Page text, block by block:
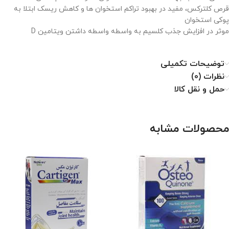
قرص کلترکس، مفید در بهبود تراکم استخوان ها و کاهش ریسک ابتلا به
پوکی استخوان
موثر در افزایش جذب کلسیم به واسطه واسطه داشتن ویتامین D
توضیحات تکمیلی
نظرات (0)
حمل و نقل کالا
محصولات مشابه